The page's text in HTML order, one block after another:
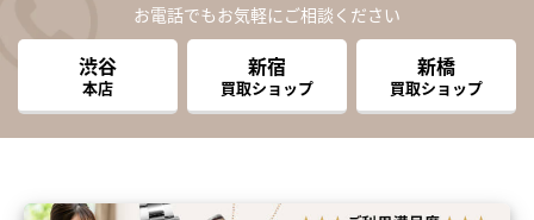
お電話でもお気軽にご相談ください
渋谷
本店
新宿
買取ショップ
新橋
買取ショップ